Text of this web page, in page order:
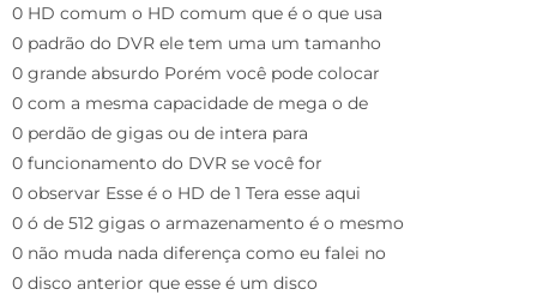
0 HD comum o HD comum que é o que usa
0 padrão do DVR ele tem uma um tamanho
0 grande absurdo Porém você pode colocar
0 com a mesma capacidade de mega o de
0 perdão de gigas ou de intera para
0 funcionamento do DVR se você for
0 observar Esse é o HD de 1 Tera esse aqui
0 ó de 512 gigas o armazenamento é o mesmo
0 não muda nada diferença como eu falei no
0 disco anterior que esse é um disco